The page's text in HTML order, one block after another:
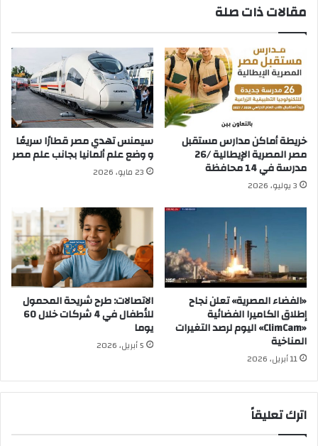
مقالات ذات صلة
خريطة أماكن مدارس مستقبل
مصر المصرية الإيطالية /26
مدرسة في 14 محافظة
3 يوليو، 2026
سيمنس تهدي مصر قطارًا سريعًا
و وضع علم ألمانيا بجانب علم مصر
23 مايو، 2026
«الفضاء المصرية» تعلن نجاح
إطلاق الكاميرا الفضائية
«ClimCam» اليوم لرصد التغيرات
المناخية
11 أبريل، 2026
الاتصالات: طرح شريحة المحمول
للأطفال في 4 شركات خلال 60
يوما
5 أبريل، 2026
اترك تعليقاً